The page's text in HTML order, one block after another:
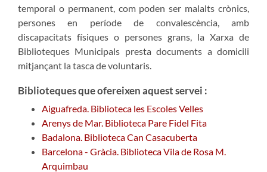
temporal o permanent, com poden ser malalts crònics,
persones en període de convalescència, amb
discapacitats físiques o persones grans, la Xarxa de
Biblioteques Municipals presta documents a domicili
mitjançant la tasca de voluntaris.
Biblioteques que ofereixen aquest servei :
Aiguafreda. Biblioteca les Escoles Velles
Arenys de Mar. Biblioteca Pare Fidel Fita
Badalona. Biblioteca Can Casacuberta
Barcelona - Gràcia. Biblioteca Vila de Rosa M.
Arquimbau